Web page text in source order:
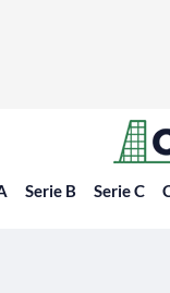
Serie B Serie C